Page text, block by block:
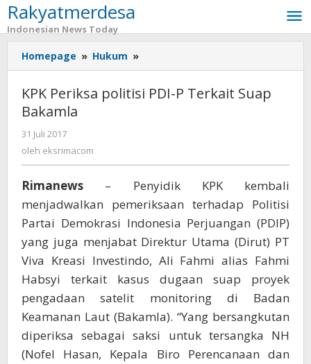
Lewati
ke
konten
Rakyatmerdesa
Indonesian News Today
Homepage » Hukum »
Periksa
PDI-
KPK Periksa politisi PDI-P Terkait Suap
Bakamla
31 Juli 2017
eksrimacom
oleh eksrimacom
Rimanews – Penyidik KPK kembali
menjadwalkan pemeriksaan terhadap Politisi
Partai Demokrasi Indonesia Perjuangan (PDIP)
yang juga menjabat Direktur Utama (Dirut) PT
Viva Kreasi Investindo, Ali Fahmi alias Fahmi
Habsyi terkait kasus dugaan suap ‎proyek
pengadaan satelit monitoring di Badan
Keamanan Laut (Bakamla). “Yang bersangkutan
diperiksa sebagai saksi untuk tersangka NH
(Nofel Hasan, Kepala Biro Perencanaan dan